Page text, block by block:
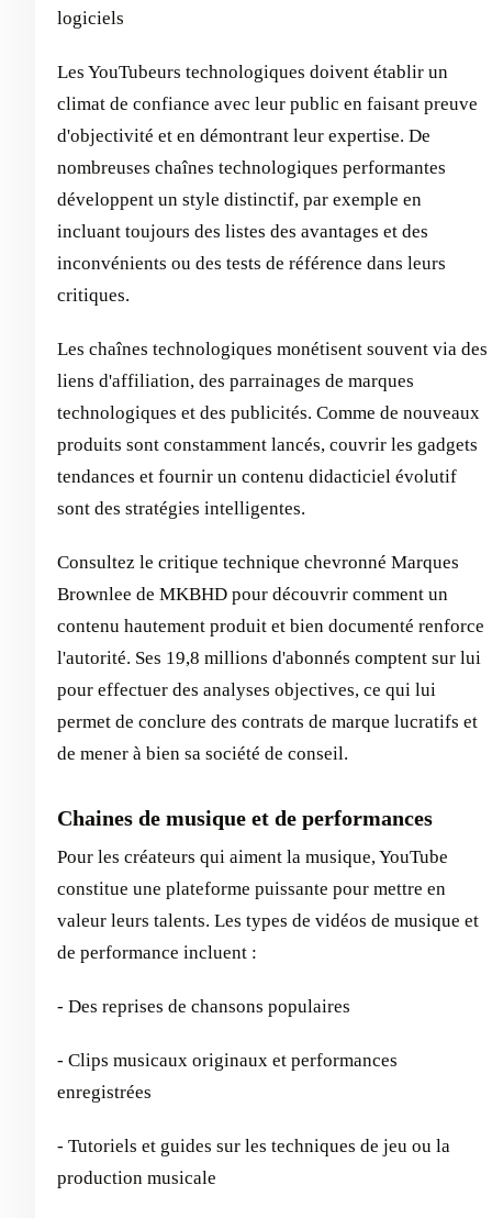
logiciels
Les YouTubeurs technologiques doivent établir un
climat de confiance avec leur public en faisant preuve
d'objectivité et en démontrant leur expertise. De
nombreuses chaînes technologiques performantes
développent un style distinctif, par exemple en
incluant toujours des listes des avantages et des
inconvénients ou des tests de référence dans leurs
critiques.
Les chaînes technologiques monétisent souvent via des
liens d'affiliation, des parrainages de marques
technologiques et des publicités. Comme de nouveaux
produits sont constamment lancés, couvrir les gadgets
tendances et fournir un contenu didacticiel évolutif
sont des stratégies intelligentes.
Consultez le critique technique chevronné Marques
Brownlee de MKBHD pour découvrir comment un
contenu hautement produit et bien documenté renforce
l'autorité. Ses 19,8 millions d'abonnés comptent sur lui
pour effectuer des analyses objectives, ce qui lui
permet de conclure des contrats de marque lucratifs et
de mener à bien sa société de conseil.
Chaines de musique et de performances
Pour les créateurs qui aiment la musique, YouTube
constitue une plateforme puissante pour mettre en
valeur leurs talents. Les types de vidéos de musique et
de performance incluent :
- Des reprises de chansons populaires
- Clips musicaux originaux et performances
enregistrées
- Tutoriels et guides sur les techniques de jeu ou la
production musicale